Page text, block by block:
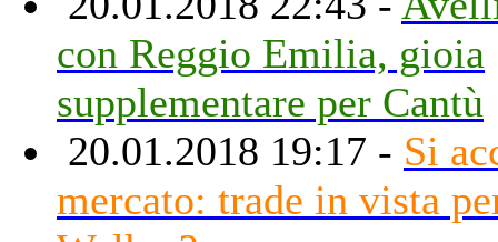
con Reggio Emilia, gioia
supplementare per Cantù
20.01.2018 19:17 - Si
mercato: trade in vista